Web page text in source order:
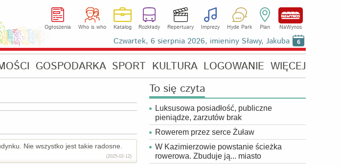
Ogłoszenia Who is who Katalog Rozkłady Repertuary Imprezy Hyde Park Plan NaWynos
Czwartek, 6 sierpnia 2026, imieniny Sławy, Jakuba 6
GOSPODARKA SPORT KULTURA LOGOWANIE WIĘCEJ
Nie wszystko jest takie radosne.
(2025-02-12)
To się czyta
Luksusowa posiadłość, publiczne
pieniądze, zarzutów brak
Rowerem przez serce Żuław
W Kazimierzowie powstanie ścieżka
rowerowa. Zbuduje ją... miasto